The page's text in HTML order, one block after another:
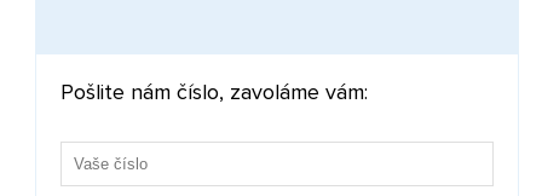
Pošlite nám číslo, zavoláme vám: